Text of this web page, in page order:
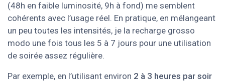
(48h en faible luminosité, 9h à fond) me semblent
cohérents avec l’usage réel. En pratique, en mélangeant
un peu toutes les intensités, je la recharge grosso
modo une fois tous les 5 à 7 jours pour une utilisation
de soirée assez régulière.
Par exemple, en l’utilisant environ 2 à 3 heures par soir